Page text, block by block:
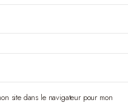
site dans le navigateur pour mon